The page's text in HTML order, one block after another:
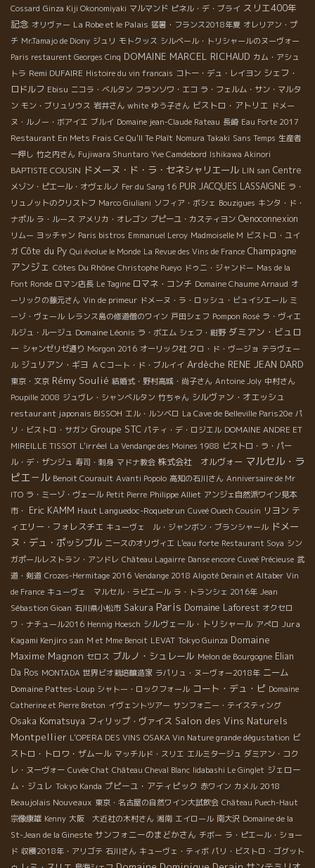
Cossard Ginza Kiji Okonomiyaki マルマンド ピネル・デ・ブライ スリエ400年
記念 オリヴァー La Robe et le Palais 猛暑・フランス2018年夏 オレリアン・プ
チ Mr.Tamajo de Diony ジュリ モトクッス シルベール・トリシャールのヌーヴォー
Paris restaurent Georges Cinq DOMAINE MARCEL RICHAUD カム・アシュ
トラ Remi DUFAIRE Histoire du vin francais コトー・デュ・レイヨン シェフ・
ロドルフ Ebisu ニコラ・ベルタン フランソワ・エコ ラ・フェルム・サン・マルタ
ン モン・ブリュリウス 岩井さん white ゆう子さん ビストロ・アトリエ ドメー
ヌ・ルノー・ボアイエ ブルイ Domaine jean-Claude Rateau 長崎 Eau Forte 2017
Restaurant En Mets Frais Ce Qu'Il Te Plaît Nomura Takaki Sans Temps 生産者
一押し 竹之内さん Fujiwara Shuntaro Yve Camdebord Ishikawa Akinori
BAPTISTE COUSIN ドメーヌ・ド・ラ・セネシャリエール LIN san Centre
メゾン・ピエール・オヴェルノ Fer du Sang 16 PUR JACQUES LASSAIGNE ラ・
リュノットのクリストフ Marco Giuliani ソフィア・ボシェ Bouzigues キンタ・ド・
ナポル ラ・ルース アメリカ・オレゴン プピーユ・カスティヨン Oenoconnexion
リムー ヨッチャン Paris bistros Emmanuel Leroy Madmoiselle M ビストロ・ユイ
ガ Côte du Py Qui évolue le Monde La Revue des Vins de France Champagne
アンジェ Côtes Du Rhône Christophe Pueyo ドゥニ・ジャンドー Mas de la
Font Ronde ロマン店長 Le Tagine ロマネ・コンチ Domaine Chaume Arnaud オ
ーリックの藤元さん Vin de primeur ドメーヌ・ラ・ロッシュ・ビュイシエール ミ
ーゾ・ヴェール レランス島の修道僧のワイン 戸田シェフ Pompon Rosé ラ・ヴィエ
ルジュ・ルージュ Domaine Léonis ラ・ボエム シェフ・紺野 ダミアン・ビュロ
ー シャンゼリゼ通り Morgon 2016 オーリック社 クロ・ド・ヴージョ テラヴェー
ル ジュリアン・ギヨ ＡＣコート・ド・ブルイイ Ardèche RENE JEAN DARD
東京・文京 Rémy Soulié 結婚式・野村高城・尚子さん Antoine Joly 中村さん
Poupille 2008 ジュヴレ・シャンべルタン 竹ちゃん シルヴァン・オエッシュ
restaurant japonais BISSOH エル・ルンベロ La Cave de Belleville Paris20e パ
リ・ビストロ・サガン Groupe STC パティ・デ・ロジエル DOMAINE ANDRE ET
MIREILLE TISSOT L'irréel La Vendange des Moines 1988 ビストロ・ラ・パー
ル・デ・ザンジュ 寿司・刺身 マドナ教会 株式会社 オルヴォー マルセル・ラ
ピエ－ル Benoit Courault Avanti Popolo 高知の石川さん Anniversaire de Mr
ITO ラ・ミーゾ・ヴェール Petit Pierre Philippe Alliet アンジェ自然派ワイン見本
市・ Eric KAMM Haut Languedoc-Roquebrun Cuveé Ouech Cousin リヨン テ
ィエリー・フォレスチエ キューヴェ ル・ジャンボン・ブランシャール ドメー
ヌ・デュ・ポッシブル ニースのオリヴィエ L'eau forte Restaurant Soya シン
ガポールレストラン・アンドレ Château Lagairre Danse encore Cuveé Précieuse 武
道・剣道 Crozes-Hermitage 2016 Vendange 2018 Aligoté Derain et Altaber Vin
de France キューヴェ マルセル・ラピエール ラ・トランシェ 2016年 Jean
Sébastion Gioan 石川県小松市 Sakura Paris Domaine Laforest オクセロ
ワ・ナチュール2016 Hennig Hoesch シルヴェール・トリシャール アぺロ Jura
Kagami Kenjiro san M et Mme Benoit LEVAT Tokyo Guinza Domaine
Maxime Magnon セロス ブルノ・シュレール Melon de Bourgogne Elian
Da Ros MONTADA 世界ビオ栽培醸造家 ラパリュ・ヌーヴォー2018年 ニーム
Domaine Pattes-Loup シャトー・ロックフォール コート・デュ・ピ Domaine
Catherine et Pierre Breton イヴェントツアー サンフォニー・テイスティング
Osaka Komatsuya フィリップ・ヴァイス Salon des Vins Naturels
Montpellier L'OPERA DES VINS OSAKA Vin Nature grande dégustation ビ
ストロ・トロワ・ザムール マッチルド・スリエ エルミタージュ ダミアン・コク
レ・ヌーヴォー Cuvée Chat Château Cheval Blanc Iidabashi Le Ginglet ジェロー
ム・ジュレ Tokyo Kanda プピーユ・アティピック 赤ワイン カメル 2018
Beaujolais Nouveaux 東京・名古屋の自然ワイン大試飲会 Château Puech-Haut
宗像康雄 Kenny 大阪 大近社の木村さん 湘南 エイロール 南大沢 Domaine de la
St-Jean de la Gineste サンフォニーのまどかさん チボー ラ・ピエール・ショー
ド 収穫2018年・アリゴテ 石川さん キューヴェ・ティボ パリ・ビストロ・ゴグット